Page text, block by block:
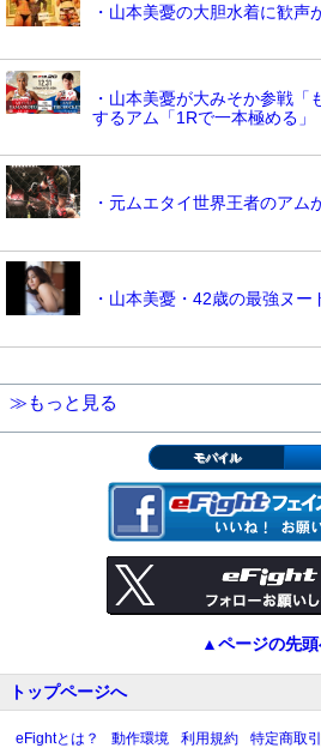
・山本美憂の大胆水着に歓
・山本美憂が大みそか参戦
するアム「1Rで一本極める」
・元ムエタイ世界王者のアム
・山本美憂・42歳の最強ヌー
≫もっと見る
モバイル
▲ページの先
トップページへ
eFightとは？ 動作環境 利用規約 特定商取